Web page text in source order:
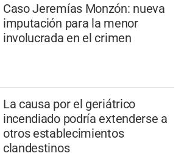
Caso Jeremías Monzón: nueva
imputación para la menor
involucrada en el crimen
La causa por el geriátrico
incendiado podría extenderse a
otros establecimientos
clandestinos